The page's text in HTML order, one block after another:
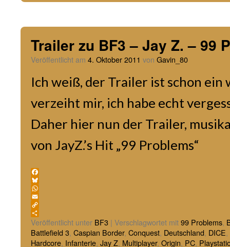
Trailer zu BF3 – Jay Z. – 99
Veröffentlicht am 4. Oktober 2011 von Gavin_80
Ich weiß, der Trailer ist schon ein
verzeiht mir, ich habe echt
Daher hier nun der Trailer,
von JayZ.’s Hit „99 Problems“
Facebook
Bluesky
WhatsApp
Email
Copy
Link
Teilen
Veröffentlicht unter BF3 | Verschlagwortet mit99 Problems,
Battlefield 3, Caspian Border, Conquest, Deutschland, DICE,
Hardcore, Infanterie, Jay Z, Multiplayer, Origin, PC,